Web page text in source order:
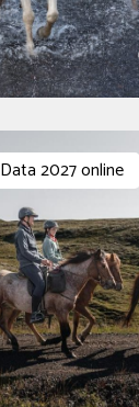
Data 2027 online